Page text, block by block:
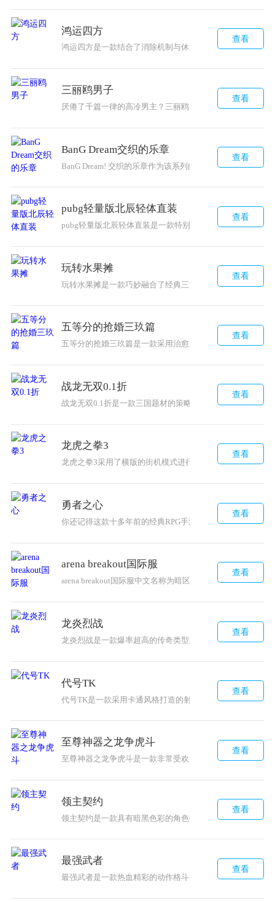
鸿运四方
鸿运四方是一款结合了消除机制与休闲闯关体验的游戏。
查看
三丽鸥男子
厌倦了千篇一律的高冷男主？三丽鸥男子带来了一股清新之
查看
BanG Dream交织的乐章
BanG Dream! 交织的乐章作为该系列的全新音乐节奏手游，
查看
pubg轻量版北辰轻体直装
pubg轻量版北辰轻体直装是一款特别精彩的吃鸡手游的低
查看
玩转水果摊
玩转水果摊是一款巧妙融合了经典三消与模拟经营乐趣的
查看
五等分的抢婚三玖篇
五等分的抢婚三玖篇是一款采用治愈系画风打造的恋爱养
查看
战龙无双0.1折
战龙无双0.1折是一款三国题材的策略战斗类型的游戏，玩
查看
龙虎之拳3
龙虎之拳3采用了横版的街机模式进行设计，给玩家带来了
查看
勇者之心
你还记得这款十多年前的经典RPG手游吗？勇者之心是一款
查看
arena breakout国际服
arena breakout国际服中文名称为暗区突围国际服，是一款
查看
龙炎烈战
龙炎烈战是一款爆率超高的传奇类型的游戏，所有的装备、
查看
代号TK
代号TK是一款采用卡通风格打造的射击战斗类型的游戏，
查看
至尊神器之龙争虎斗
至尊神器之龙争虎斗是一款非常受欢迎的攻速版本的传奇
查看
领主契约
领主契约是一款具有暗黑色彩的角色扮演类的游戏，广阔
查看
最强武者
最强武者是一款热血精彩的动作格斗类型的游戏，采用了
查看